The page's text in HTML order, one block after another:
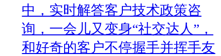
中，实时解答客户技术政策咨
询，一会儿又变身“社交达人”，
和好奇的客户不停握手并挥手友